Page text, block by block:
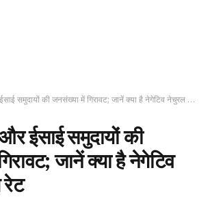
समुदायों की जनसंख्या में गिरावट; जानें क्या है नेगेटिव नेचुरल ग्रोथ रेट
ईसाई समुदायों की
जानें क्या है नेगेटिव